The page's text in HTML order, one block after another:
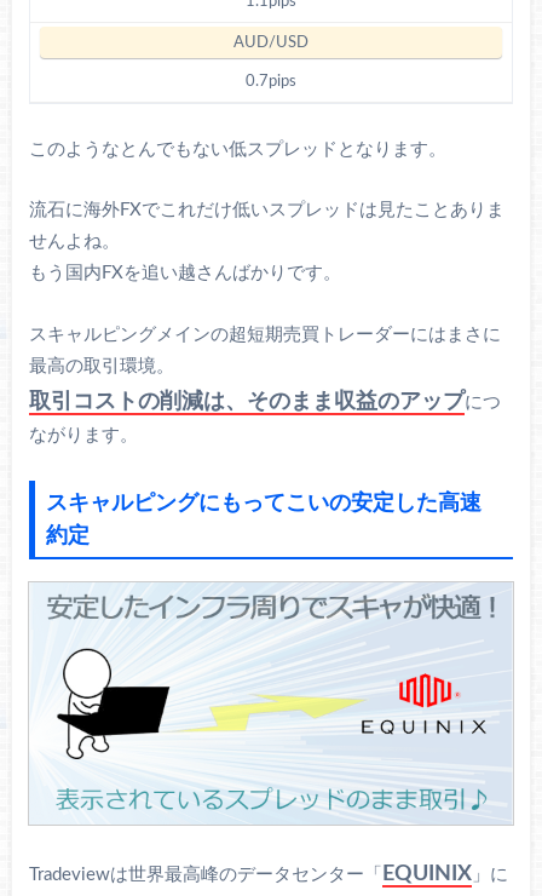
0.7pips
このようなとんでもない低スプレッドとなります。
流石に海外FXでこれだけ低いスプレッドは見たことありま
せんよね。
もう国内FXを追い越さんばかりです。
スキャルピングメインの超短期売買トレーダーにはまさに
最高の取引環境。
取引コストの削減は、そのまま収益のアップにつ
ながります。
スキャルピングにもってこいの安定した高速
約定
Tradeviewは世界最高峰のデータセンター「 EQUINIX 」に